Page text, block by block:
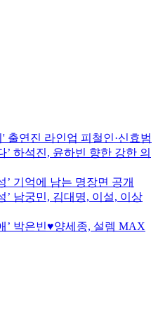
출연진 라인업 피철인·신효범
’ 하석진, 윤하빈 향한 강한 의
’ 기억에 남는 명장면 공개
’ 남궁민, 김대명, 이설, 이상
’ 박은빈♥양세종, 설렘 MAX